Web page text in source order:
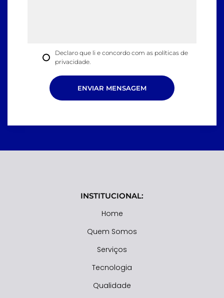
Declaro que li e concordo com as políticas de
privacidade.
ENVIAR MENSAGEM
INSTITUCIONAL:
Home
Quem Somos
Serviços
Tecnologia
Qualidade